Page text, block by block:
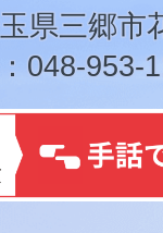
県三郷市
048-953-